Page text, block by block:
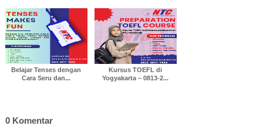
Belajar Tenses dengan
Cara Seru dan...
Kursus TOEFL di
Yogyakarta – 0813-2...
0 Komentar